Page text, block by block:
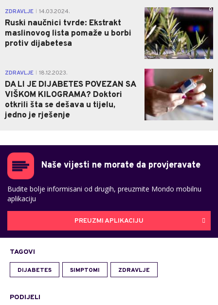
ZDRAVLJE 14.03.2024.
Ruski naučnici tvrde: Ekstrakt
maslinovog lista pomaže u borbi
protiv dijabetesa
0
ZDRAVLJE 18.12.2023.
DA LI JE DIJABETES POVEZAN SA
VIŠKOM KILOGRAMA? Doktori
otkrili šta se dešava u tijelu,
jedno je rješenje
0
Naše vijesti ne morate da provjeravate
Budite bolje informisani od drugih, preuzmite Mondo mobilnu
aplikaciju
PREUZMI APLIKACIJU
TAGOVI
DIJABETES SIMPTOMI ZDRAVLJE
PODIJELI